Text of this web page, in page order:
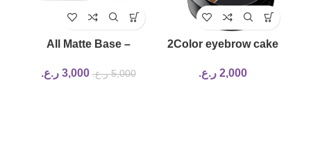
2Color eyebrow cake
2,000 ر.ع.
All Matte Base –
5,000 ر.ع. 3,000 ر.ع.